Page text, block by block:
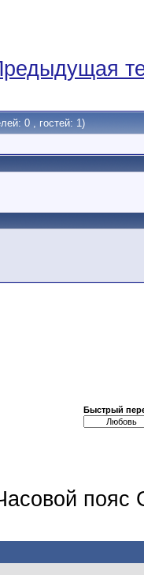
0 , гостей: 1)
Быстрый
пояс